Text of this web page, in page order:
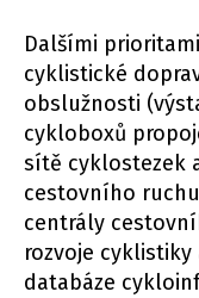
Dalšími
cyklistické
obslužnosti
cykloboxů
sítě cyklostezek
cestovního
centrály
rozvoje
databáze